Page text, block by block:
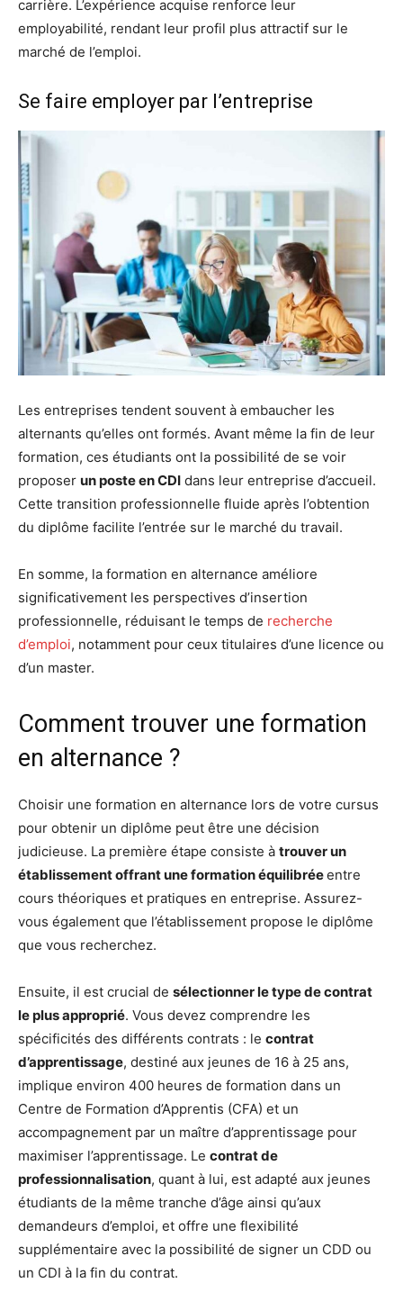
carrière. L’expérience acquise renforce leur
employabilité, rendant leur profil plus attractif sur le
marché de l’emploi.
Se faire employer par l’entreprise
Les entreprises tendent souvent à embaucher les
alternants qu’elles ont formés. Avant même la fin de leur
formation, ces étudiants ont la possibilité de se voir
proposer un poste en CDI dans leur entreprise d’accueil.
Cette transition professionnelle fluide après l’obtention
du diplôme facilite l’entrée sur le marché du travail.
En somme, la formation en alternance améliore
significativement les perspectives d’insertion
professionnelle, réduisant le temps de recherche
d’emploi, notamment pour ceux titulaires d’une licence ou
d’un master.
Comment trouver une formation
en alternance ?
Choisir une formation en alternance lors de votre cursus
pour obtenir un diplôme peut être une décision
judicieuse. La première étape consiste à trouver un
établissement offrant une formation équilibréeentre
cours théoriques et pratiques en entreprise. Assurez-
vous également que l’établissement propose le diplôme
que vous recherchez.
Ensuite, il est crucial de sélectionner le type de contrat
le plus approprié. Vous devez comprendre les
spécificités des différents contrats : le contrat
d’apprentissage, destiné aux jeunes de 16 à 25 ans,
implique environ 400 heures de formation dans un
Centre de Formation d’Apprentis (CFA) et un
accompagnement par un maître d’apprentissage pour
maximiser l’apprentissage. Le contrat de
professionnalisation, quant à lui, est adapté aux jeunes
étudiants de la même tranche d’âge ainsi qu’aux
demandeurs d’emploi, et offre une flexibilité
supplémentaire avec la possibilité de signer un CDD ou
un CDI à la fin du contrat.